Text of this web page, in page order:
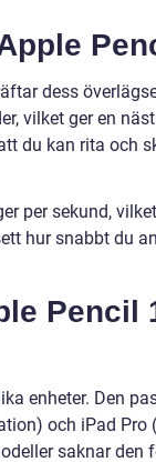
dess
vilket ger en
du kan rita och
per sekund, vilket
hur snabbt du
Pencil
enheter. Den
och iPad Pro
saknar den